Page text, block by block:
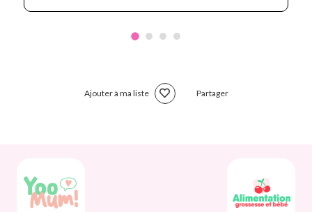
Ajouter à ma liste Partager